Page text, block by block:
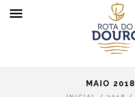
MAIO 2018